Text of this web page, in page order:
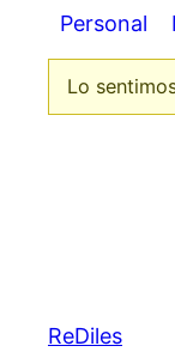
Personal
Lo
ReDiles